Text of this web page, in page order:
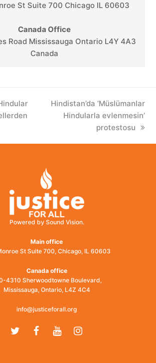
St Suite 700 Chicago IL 60603
Canada Office
Road Mississauga Ontario L4Y 4A3
Canada
next
post:
Hindistan’da ‘Müslümanlar
Hindularla evlenmesin’
protestosu
Powered by Sound Vision.
Main office
St Suite 700, Chicago, IL 60603
Canada office
4310 Sherwoodtowne Boulevard,
Mississauga, Ontario, L4Z 4C4
info@justiceforall.org
TwitterFacebook
YoutubeInstagram